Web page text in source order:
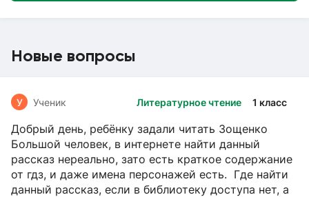
Новые вопросы
Литературное чтение 1 класс
У Ученик
Добрый день, ребёнку задали читать Зощенко
Большой человек, в интернете найти данный
рассказ нереально, зато есть краткое содержание
от гдз, и даже имена персонажей есть. Где найти
данный рассказ, если в библиотеку доступа нет, а